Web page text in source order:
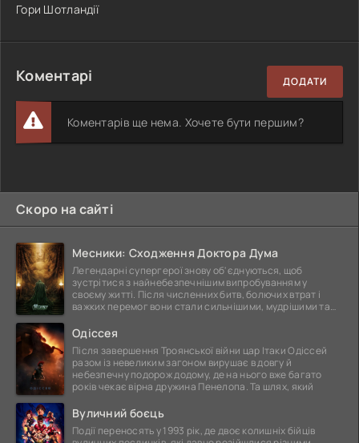
Гори Шотландії
Коментарі ДОДАТИ
Коментарів ще нема. Хочете бути першим?
Скоро на сайті
Месники: Сходження Доктора Дума
Легендарні супергерої знову об'єднуються, щоб
зустрітися з найнебезпечнішим випробуванням у
своєму житті. Після численних битв, болючих втрат і
важких перемог вони стали сильнішими, мудрішими та
Одіссея
Після завершення Троянської війни цар Ітаки Одіссей
разом із невеликим загоном вирушає в довгу й
небезпечну подорож додому, де на нього вже багато
років чекає вірна дружина Пенелопа. Та шлях, який
Вуличний боєць
Події переносять у 1993 рік, де двоє колишніх бійців